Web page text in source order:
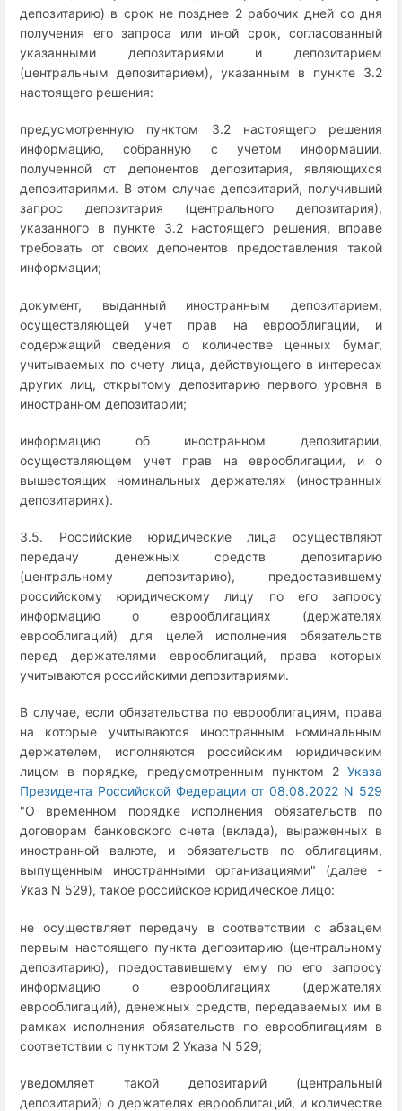
депозитарию) в срок не позднее 2 рабочих дней со дня
получения его запроса или иной срок, согласованный
указанными депозитариями и депозитарием
(центральным депозитарием), указанным в пункте 3.2
настоящего решения:
предусмотренную пунктом 3.2 настоящего решения
информацию, собранную с учетом информации,
полученной от депонентов депозитария, являющихся
депозитариями. В этом случае депозитарий, получивший
запрос депозитария (центрального депозитария),
указанного в пункте 3.2 настоящего решения, вправе
требовать от своих депонентов предоставления такой
информации;
документ, выданный иностранным депозитарием,
осуществляющей учет прав на еврооблигации, и
содержащий сведения о количестве ценных бумаг,
учитываемых по счету лица, действующего в интересах
других лиц, открытому депозитарию первого уровня в
иностранном депозитарии;
информацию об иностранном депозитарии,
осуществляющем учет прав на еврооблигации, и о
вышестоящих номинальных держателях (иностранных
депозитариях).
3.5. Российские юридические лица осуществляют
передачу денежных средств депозитарию
(центральному депозитарию), предоставившему
российскому юридическому лицу по его запросу
информацию о еврооблигациях (держателях
еврооблигаций) для целей исполнения обязательств
перед держателями еврооблигаций, права которых
учитываются российскими депозитариями.
В случае, если обязательства по еврооблигациям, права
на которые учитываются иностранным номинальным
держателем, исполняются российским юридическим
лицом в порядке, предусмотренным пунктом 2 Указа
Президента Российской Федерации от 08.08.2022 N 529
"О временном порядке исполнения обязательств по
договорам банковского счета (вклада), выраженных в
иностранной валюте, и обязательств по облигациям,
выпущенным иностранными организациями" (далее -
Указ N 529), такое российское юридическое лицо:
не осуществляет передачу в соответствии с абзацем
первым настоящего пункта депозитарию (центральному
депозитарию), предоставившему ему по его запросу
информацию о еврооблигациях (держателях
еврооблигаций), денежных средств, передаваемых им в
рамках исполнения обязательств по еврооблигациям в
соответствии с пунктом 2 Указа N 529;
уведомляет такой депозитарий (центральный
депозитарий) о держателях еврооблигаций, и количестве